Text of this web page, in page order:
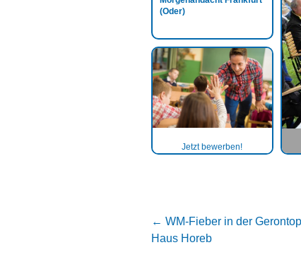
(Oder)
Jetzt bewerben!
← WM-Fieber in der
Haus Horeb